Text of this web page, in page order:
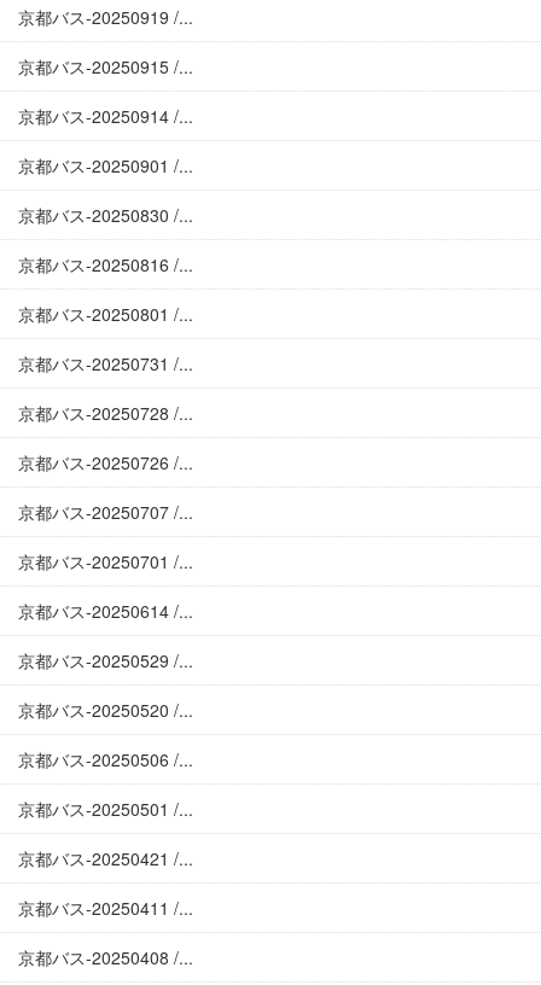
京都バス-20250919 /...
京都バス-20250915 /...
京都バス-20250914 /...
京都バス-20250901 /...
京都バス-20250830 /...
京都バス-20250816 /...
京都バス-20250801 /...
京都バス-20250731 /...
京都バス-20250728 /...
京都バス-20250726 /...
京都バス-20250707 /...
京都バス-20250701 /...
京都バス-20250614 /...
京都バス-20250529 /...
京都バス-20250520 /...
京都バス-20250506 /...
京都バス-20250501 /...
京都バス-20250421 /...
京都バス-20250411 /...
京都バス-20250408 /...